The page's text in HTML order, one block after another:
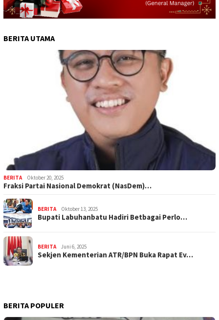
BERITA UTAMA
BERITA Oktober 20, 2025
Fraksi Partai Nasional Demokrat (NasDem)…
BERITA Oktober 13, 2025
Bupati Labuhanbatu Hadiri Betbagai Perlo…
BERITA Juni 6, 2025
Sekjen Kementerian ATR/BPN Buka Rapat Ev…
BERITA POPULER